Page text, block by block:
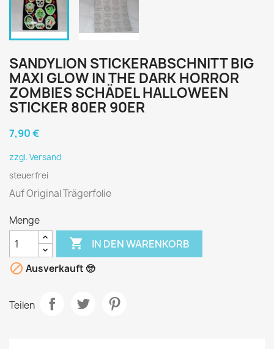
SANDYLION STICKERABSCHNITT BIG
MAXI GLOW IN THE DARK HORROR
ZOMBIES SCHÄDEL HALLOWEEN
STICKER 80ER 90ER
7,90 €
zzgl. Versand
steuerfrei
Auf Original Trägerfolie
Menge
 IN DEN WARENKORB
 Ausverkauft 🥺
Teilen